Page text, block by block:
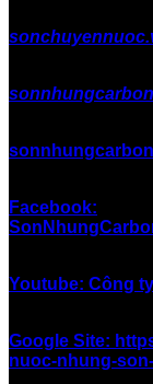
Facebook:
Youtube: Công
Google Site:
nuoc-nhung-